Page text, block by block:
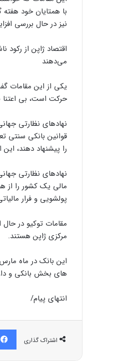
با همتایان خود
نیز در حال بررسی
اقتصاد ژاپن از
می‌دهند
یکی از این مقامات
حرکت است، بی اعتنا
نهادهای نظارتی
قوانین بانکی سنتی
را پیشنهاد دهند،
نهادهای نظارتی
مالی یک کشور را از
پولشویی و فرار
مقامات توکیو در
مرکزی ژاپن هستند.
این بانک در ماه
های بخش بانکی و
انتهای پیام/
اشتراک گذاری